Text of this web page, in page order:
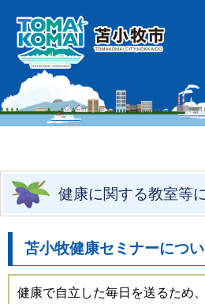
健康に関する教室等
苫小牧健康セミナーにつ
健康で自立した毎日を送るため